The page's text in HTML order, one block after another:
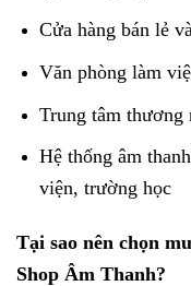
Cửa hàng bán lẻ
Văn phòng làm
Trung tâm thương
Hệ thống âm
viện, trường học
Tại sao nên chọn
Shop Âm Thanh?